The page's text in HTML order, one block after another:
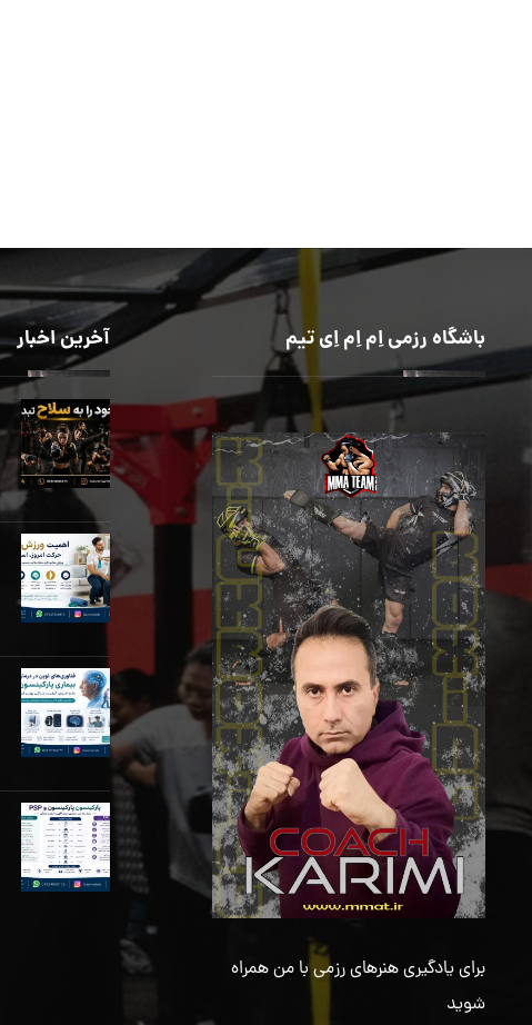
باشگاه رزمی اِم اِم اِی تیم
برای یادگیری هنرهای رزمی با من همراه
شوید
آخرین اخبار